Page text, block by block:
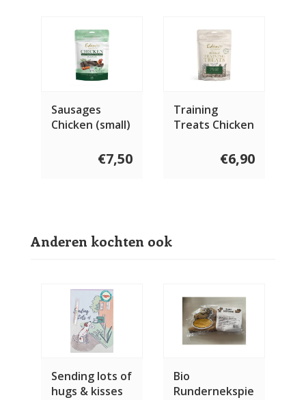
Sausages
Chicken (small)
€7,50
Training
Treats Chicken
€6,90
Anderen kochten ook
Sending lots of
hugs & kisses
Bio
Rundernekspier